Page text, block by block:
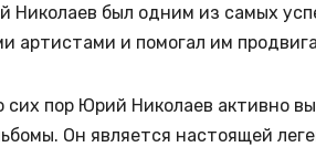
Николаев был одним из самых
артистами и помогал им
пор Юрий Николаев активно
Он является настоящей